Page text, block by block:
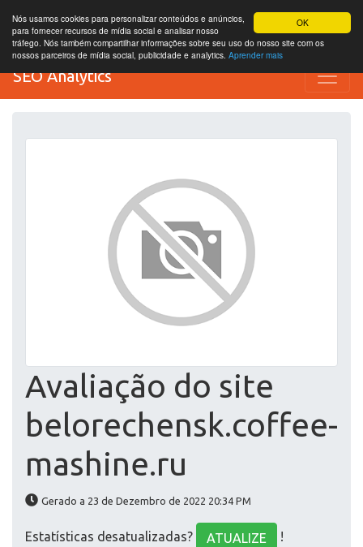
OK
Nós usamos cookies para personalizar conteúdos e anúncios,
para fornecer recursos de mídia social e analisar nosso
tráfego. Nós também compartilhar informações sobre seu uso do nosso site com os
nossos parceiros de mídia social, publicidade e analytics. Aprender mais
SEO Analytics
Avaliação do site
belorechensk.coffee-
mashine.ru
Gerado a 23 de Dezembro de 2022 20:34 PM
Estatísticas desatualizadas? ATUALIZE !